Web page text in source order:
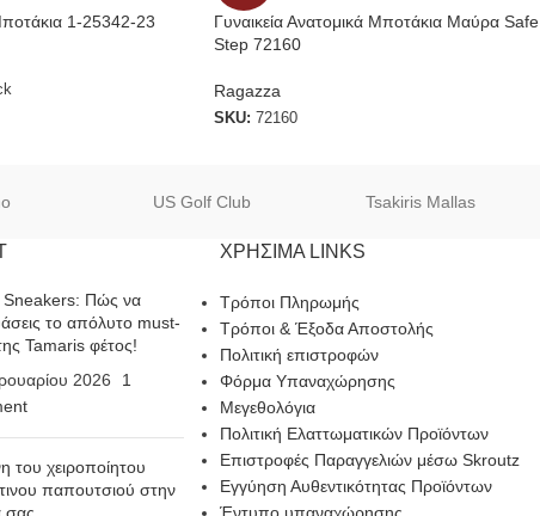
1-25342-23
Γυναικεία Ανατομικά Μποτάκια Μαύρα Safe
Step 72160
Ragazza
SKU: 72160
US Golf Club Tsakiris Mallas
Sneakers: Πώς να
το απόλυτο must-
Tamaris φέτος!
2026
1
του χειροποίητου
παπουτσιού στην
ΧΡΗΣΙΜΑ LINKS
Τρόποι Πληρωμής
Τρόποι & Έξοδα Αποστολής
Πολιτική επιστροφών
Φόρμα Υπαναχώρησης
Μεγεθολόγια
Πολιτική Ελαττωματικών Προϊόντων
Επιστροφές Παραγγελιών μέσω Skroutz
Εγγύηση Αυθεντικότητας Προϊόντων